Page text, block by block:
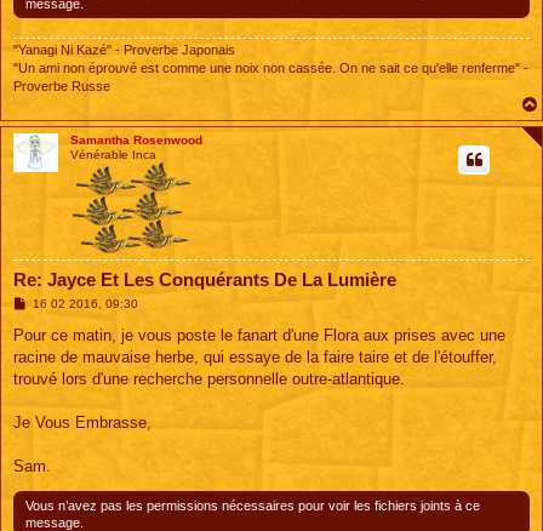
message.
"Yanagi Ni Kazé" - Proverbe Japonais
"Un ami non éprouvé est comme une noix non cassée. On ne sait ce qu'elle renferme" -
Proverbe Russe
Samantha Rosenwood
Vénérable Inca
Re: Jayce Et Les Conquérants De La Lumière
M
s
a
g
16 02 2016, 09:30
Pour ce matin, je vous poste le fanart d'une Flora aux prises avec une
racine de mauvaise herbe, qui essaye de la faire taire et de l'étouffer,
trouvé lors d'une recherche personnelle outre-atlantique.
Je Vous Embrasse,
Sam.
Vous n’avez pas les permissions nécessaires pour voir les fichiers joints à ce
message.